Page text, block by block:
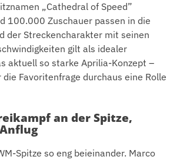
„Cathedral of Speed”
100.000 Zuschauer passen in die
der Streckencharakter mit seinen
gilt als idealer
aktuell so starke Aprilia-Konzept –
Favoritenfrage durchaus eine Rolle
an der Spitze,
Spitze so eng beieinander. Marco